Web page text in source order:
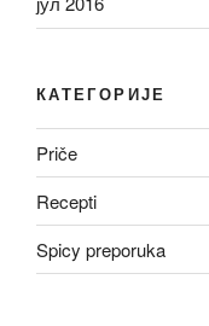
КАТЕГОРИЈЕ
Priče
Recepti
Spicy preporuka